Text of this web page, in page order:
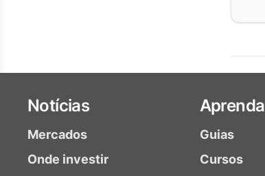
Notícias
Mercados
Onde investir
Aprenda
Guias
Cursos